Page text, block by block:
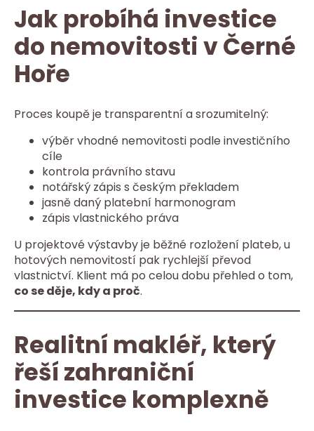
Jak probíhá investice
do nemovitosti v Černé
Hoře
Proces koupě je transparentní a srozumitelný:
výběr vhodné nemovitosti podle investičního
cíle
kontrola právního stavu
notářský zápis s českým překladem
jasně daný platební harmonogram
zápis vlastnického práva
U projektové výstavby je běžné rozložení plateb, u
hotových nemovitostí pak rychlejší převod
vlastnictví. Klient má po celou dobu přehled o tom,
co se děje, kdy a proč.
Realitní makléř, který
řeší zahraniční
investice komplexně